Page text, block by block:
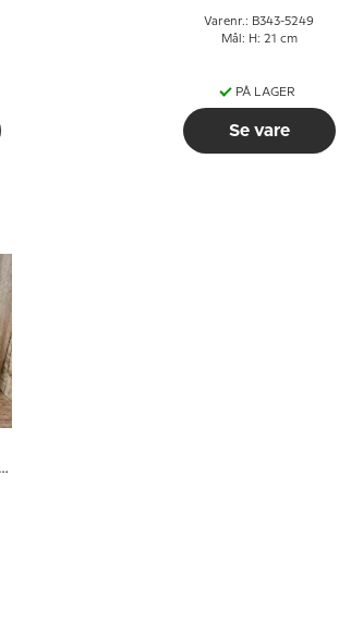
Varenr.: B343-5249
Mål: H: 21 cm
PÅ LAGER
Se vare